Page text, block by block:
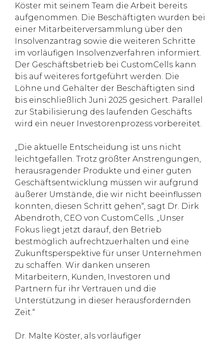
Köster mit seinem Team die Arbeit bereits
aufgenommen. Die Beschäftigten wurden bei
einer Mitarbeiterversammlung über den
Insolvenzantrag sowie die weiteren Schritte
im vorläufigen Insolvenzverfahren informiert.
Der Geschäftsbetrieb bei CustomCells kann
bis auf weiteres fortgeführt werden. Die
Löhne und Gehälter der Beschäftigten sind
bis einschließlich Juni 2025 gesichert. Parallel
zur Stabilisierung des laufenden Geschäfts
wird ein neuer Investorenprozess vorbereitet.
„Die aktuelle Entscheidung ist uns nicht
leichtgefallen. Trotz größter Anstrengungen,
herausragender Produkte und einer guten
Geschäftsentwicklung müssen wir aufgrund
äußerer Umstände, die wir nicht beeinflussen
konnten, diesen Schritt gehen“, sagt Dr. Dirk
Abendroth, CEO von CustomCells. „Unser
Fokus liegt jetzt darauf, den Betrieb
bestmöglich aufrechtzuerhalten und eine
Zukunftsperspektive für unser Unternehmen
zu schaffen. Wir danken unseren
Mitarbeitern, Kunden, Investoren und
Partnern für ihr Vertrauen und die
Unterstützung in dieser herausfordernden
Zeit.“
Dr. Malte Köster, als vorläufiger